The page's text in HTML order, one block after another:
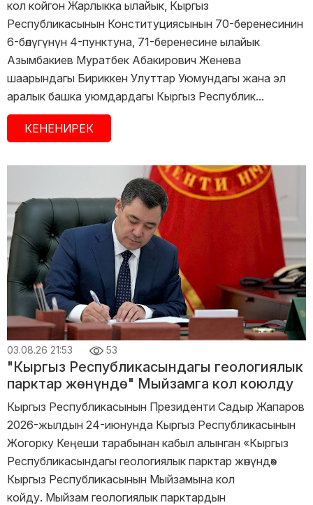
кол койгон Жарлыкка ылайык, Кыргыз
Республикасынын Конституциясынын 70-беренесинин
6-бөлүгүнүн 4-пунктуна, 71-беренесине ылайык
Азымбакиев Муратбек Абакирович Женева
шаарындагы Бириккен Улуттар Уюмундагы жана эл
аралык башка уюмдардагы Кыргыз Республик...
КЕНЕНИРЕК
03.08.26 21:53 53
"Кыргыз Республикасындагы геологиялык
парктар жөнүндө" Мыйзамга кол коюлду
Кыргыз Республикасынын Президенти Садыр Жапаров
2026-жылдын 24-июнунда Кыргыз Республикасынын
Жогорку Кеңеши тарабынан кабыл алынган «Кыргыз
Республикасындагы геологиялык парктар жөнүндө»
Кыргыз Республикасынын Мыйзамына кол
койду. Мыйзам геологиялык парктардын